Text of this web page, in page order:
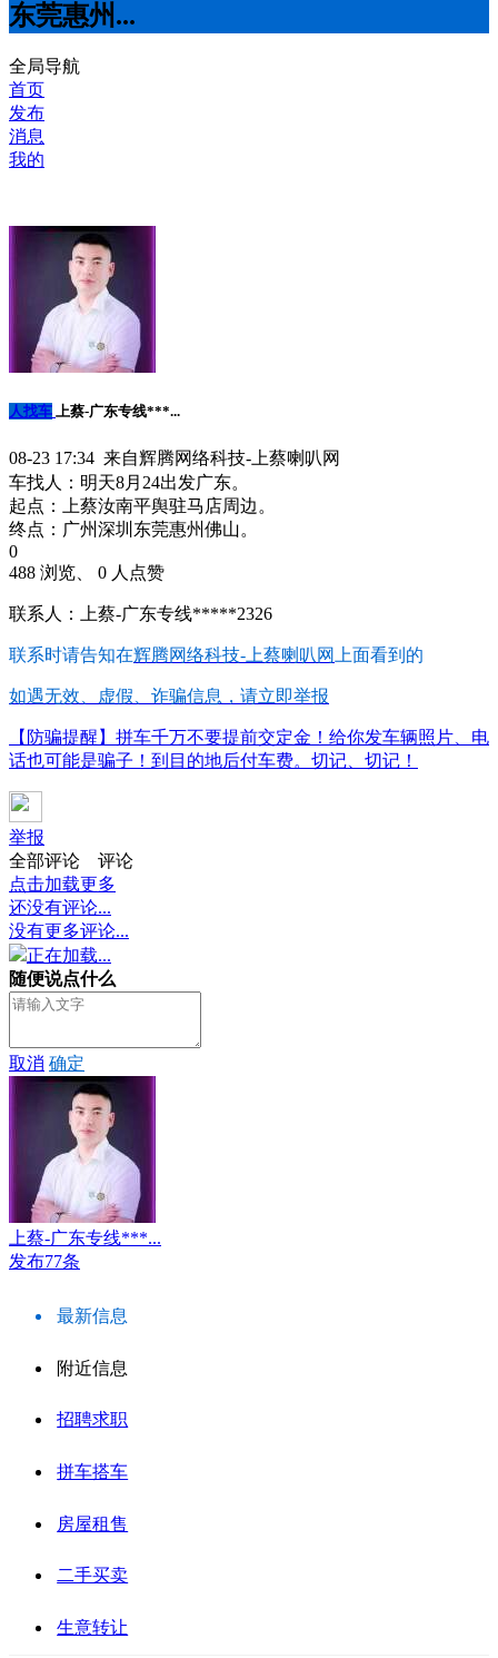
东莞惠州...
全局导航
首页
发布
消息
我的
人找车 上蔡-广东专线***...
08-23 17:34 来自辉腾网络科技-上蔡喇叭网
车找人：明天8月24出发广东。
起点：上蔡汝南平舆驻马店周边。
终点：广州深圳东莞惠州佛山。
0
488 浏览、 0 人点赞
联系人：上蔡-广东专线*****2326
联系时请告知在辉腾网络科技-上蔡喇叭网 上面看到的
如遇无效、虚假、诈骗信息，请立即举报
【防骗提醒】拼车千万不要提前交定金！给你发车辆照片、电
话也可能是骗子！到目的地后付车费。切记、切记！
举报
全部评论
评论
点击加载更多
还没有评论...
没有更多评论...
正在加载...
随便说点什么
取消 确定
上蔡-广东专线***...
发布77条
最新信息
附近信息
招聘求职
拼车搭车
房屋租售
二手买卖
生意转让